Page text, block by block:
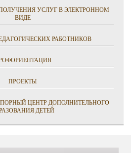
УСЛУГ В ЭЛЕКТРОННОМ
ВИДЕ
РАБОТНИКОВ
ПРОЕКТЫ
ЦЕНТР ДОПОЛНИТЕЛЬНОГО
ДЕТЕЙ